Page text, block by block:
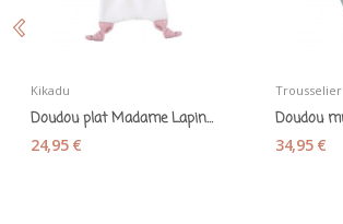
Kikadu
Doudou plat Madame Lapin en coton bio - Kikadu
24,95 €
Trousselier
34,95 €